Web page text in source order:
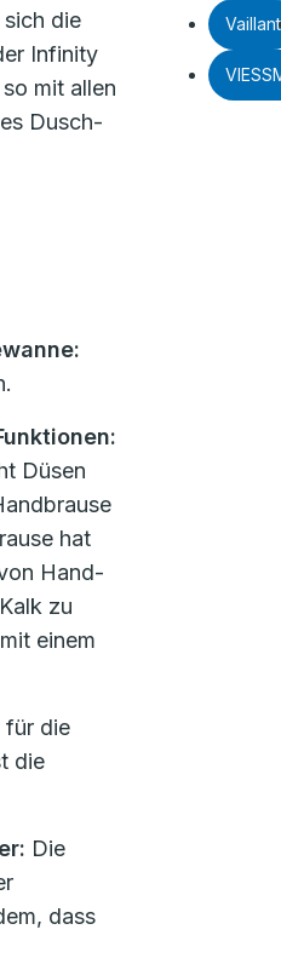
die
Infinity
mit allen
Dusch-
Düsen
hat
Hand-
zu
einem
für die
die
Die
dass
Vaillant